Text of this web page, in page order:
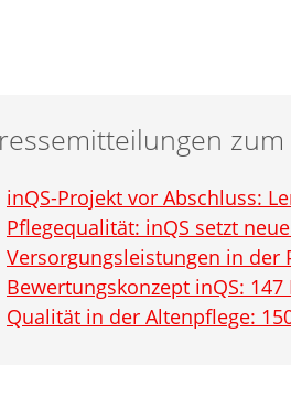
inQS-Projekt vor Abschluss:
Pflegequalität: inQS setzt
Versorgungsleistungen in der
Bewertungskonzept inQS:
Qualität in der Altenpflege: